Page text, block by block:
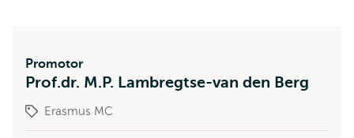
Promotor
Prof.dr. M.P. Lambregtse-van den Berg
Erasmus MC